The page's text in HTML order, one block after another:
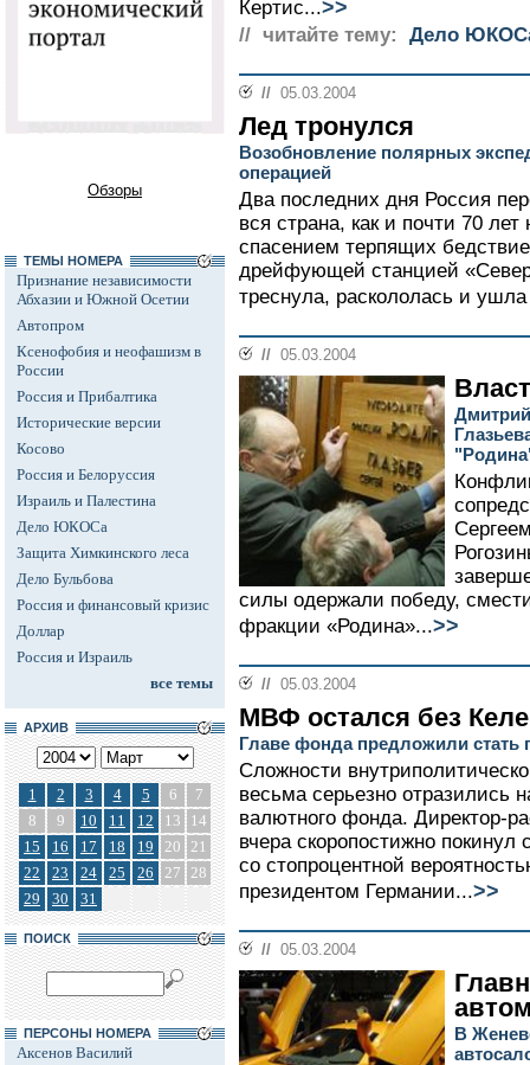
Обзоры
ТЕМЫ НОМЕРА
Признание независимости
Абхазии и Южной Осетии
Автопром
Ксенофобия и неофашизм в
России
Россия и Прибалтика
Исторические версии
Косово
Россия и Белоруссия
Израиль и Палестина
Дело ЮКОСа
Защита Химкинского леса
Дело Бульбова
Россия и финансовый кризис
Доллар
Россия и Израиль
все темы
АРХИВ
1 2 3 4 5 6
7
8
9 10 11 12 13
14
15
16 17 18 19 20 21
22
23 24 25 26 27 28
29
30 31
ПОИСК
ПЕРСОНЫ НОМЕРА
Аксенов Василий
Кертис...>>
// читайте тему: Дело
// 05.03.2004
Лед тронулся
Возобновление полярных
операцией
Два последних дня Россия
вся страна, как и почти 70
спасением терпящих
дрейфующей станцией
треснула, раскололась и
// 05.03.2004
силы одержали победу,
фракции «Родина»...>>
// 05.03.2004
МВФ остался без
Главе фонда предложили стать
Сложности
весьма серьезно отразились
валютного фонда. Директор-
вчера скоропостижно покинул
со стопроцентной
президентом Германии...>>
// 05.03.2004
В